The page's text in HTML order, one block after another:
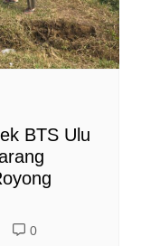
BTS Ulu
0